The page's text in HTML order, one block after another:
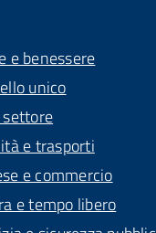
e benessere
unico
settore
e trasporti
e commercio
e tempo libero